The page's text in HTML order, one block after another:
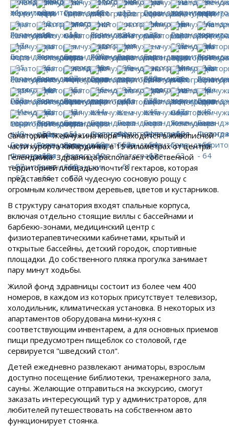
Санаторий "Жемчужина моря" находится в живописной
части курорта Кабардинка, в 15 километрах от центра
Геленджика. Здравница располагает собственной
территорией площадью почти 8 гектаров, которая
представляет собой чудесную сосновую рощу с
огромным количеством деревьев, цветов и кустарников.
В структуру санатория входят спальные корпуса,
включая отдельно стоящие виллы с бассейнами и
барбекю-зонами, медицинский центр с
физиотерапевтическими кабинетами, крытый и
открытые бассейны, детский городок, спортивные
площадки. До собственного пляжа прогулка занимает
пару минут ходьбы.
Жилой фонд здравницы состоит из более чем 400
номеров, в каждом из которых присутствует телевизор,
холодильник, климатическая установка. В некоторых из
апартаментов оборудована мини-кухня с
соответствующим инвентарем, а для основных приемов
пищи предусмотрен пищеблок со столовой, где
сервируется "шведский стол".
Детей ежедневно развлекают аниматоры, взрослым
доступно посещение библиотеки, тренажерного зала,
сауны. Желающие отправиться на экскурсию, смогут
заказать интересующий тур у администраторов, для
любителей путешествовать на собственном авто
функционирует стоянка.